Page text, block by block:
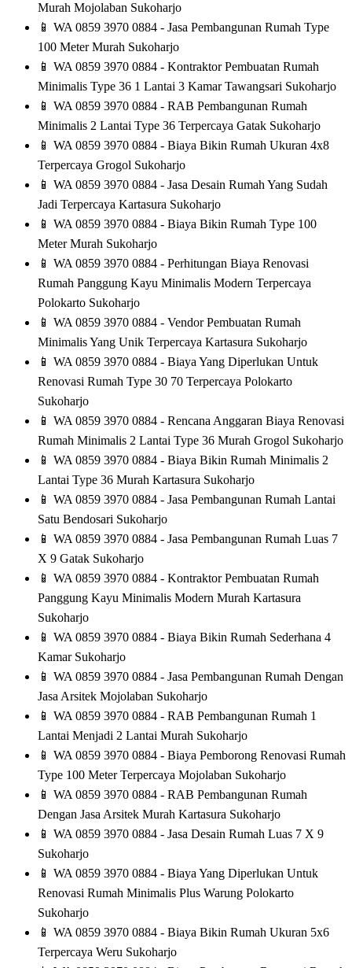
Murah Mojolaban Sukoharjo
📱 WA 0859 3970 0884 - Jasa Pembangunan Rumah Type
100 Meter Murah Sukoharjo
📱 WA 0859 3970 0884 - Kontraktor Pembuatan Rumah
Minimalis Type 36 1 Lantai 3 Kamar Tawangsari Sukoharjo
📱 WA 0859 3970 0884 - RAB Pembangunan Rumah
Minimalis 2 Lantai Type 36 Terpercaya Gatak Sukoharjo
📱 WA 0859 3970 0884 - Biaya Bikin Rumah Ukuran 4x8
Terpercaya Grogol Sukoharjo
📱 WA 0859 3970 0884 - Jasa Desain Rumah Yang Sudah
Jadi Terpercaya Kartasura Sukoharjo
📱 WA 0859 3970 0884 - Biaya Bikin Rumah Type 100
Meter Murah Sukoharjo
📱 WA 0859 3970 0884 - Perhitungan Biaya Renovasi
Rumah Panggung Kayu Minimalis Modern Terpercaya
Polokarto Sukoharjo
📱 WA 0859 3970 0884 - Vendor Pembuatan Rumah
Minimalis Yang Unik Terpercaya Kartasura Sukoharjo
📱 WA 0859 3970 0884 - Biaya Yang Diperlukan Untuk
Renovasi Rumah Type 30 70 Terpercaya Polokarto
Sukoharjo
📱 WA 0859 3970 0884 - Rencana Anggaran Biaya Renovasi
Rumah Minimalis 2 Lantai Type 36 Murah Grogol Sukoharjo
📱 WA 0859 3970 0884 - Biaya Bikin Rumah Minimalis 2
Lantai Type 36 Murah Kartasura Sukoharjo
📱 WA 0859 3970 0884 - Jasa Pembangunan Rumah Lantai
Satu Bendosari Sukoharjo
📱 WA 0859 3970 0884 - Jasa Pembangunan Rumah Luas 7
X 9 Gatak Sukoharjo
📱 WA 0859 3970 0884 - Kontraktor Pembuatan Rumah
Panggung Kayu Minimalis Modern Murah Kartasura
Sukoharjo
📱 WA 0859 3970 0884 - Biaya Bikin Rumah Sederhana 4
Kamar Sukoharjo
📱 WA 0859 3970 0884 - Jasa Pembangunan Rumah Dengan
Jasa Arsitek Mojolaban Sukoharjo
📱 WA 0859 3970 0884 - RAB Pembangunan Rumah 1
Lantai Menjadi 2 Lantai Murah Sukoharjo
📱 WA 0859 3970 0884 - Biaya Pemborong Renovasi Rumah
Type 100 Meter Terpercaya Mojolaban Sukoharjo
📱 WA 0859 3970 0884 - RAB Pembangunan Rumah
Dengan Jasa Arsitek Murah Kartasura Sukoharjo
📱 WA 0859 3970 0884 - Jasa Desain Rumah Luas 7 X 9
Sukoharjo
📱 WA 0859 3970 0884 - Biaya Yang Diperlukan Untuk
Renovasi Rumah Minimalis Plus Warung Polokarto
Sukoharjo
📱 WA 0859 3970 0884 - Biaya Bikin Rumah Ukuran 5x6
Terpercaya Weru Sukoharjo